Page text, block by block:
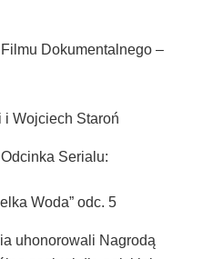
Dokumentalnego –
Wojciech Staroń
Serialu:
Woda” odc. 5
uhonorowali Nagrodą